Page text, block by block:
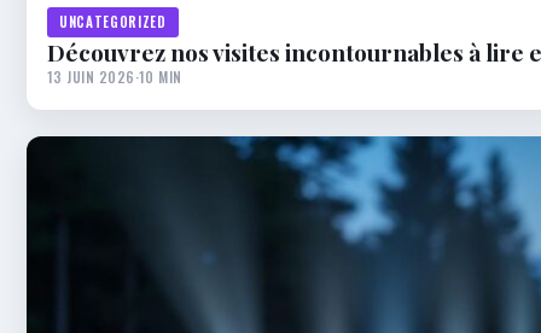
UNCATEGORIZED
Découvrez nos visites incontournables à lire
13 JUIN 2026·10 MIN